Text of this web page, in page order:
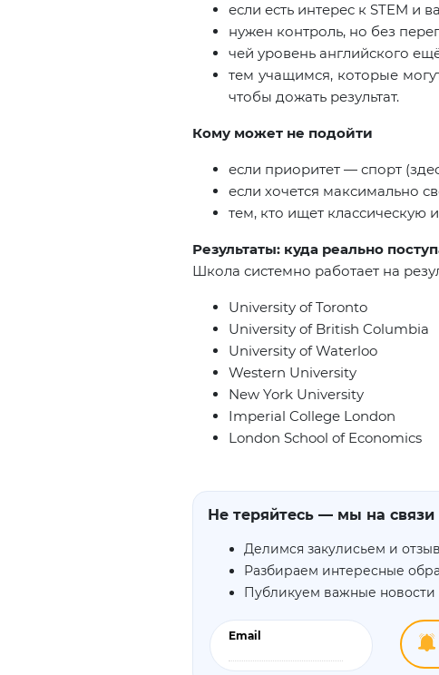
если есть интерес к STEM и
нужен контроль, но без
чей уровень английского
тем учащимся, которые
чтобы дожать результат.
Кому может не подойти
если приоритет — спорт
если хочется максимально
тем, кто ищет классическую
Результаты: куда реально
Школа системно работает на
University of Toronto
University of British Columbia
University of Waterloo
Western University
New York University
Imperial College London
London School of Economics
Не теряйтесь — мы на связи
Делимся закулисьем и
Разбираем интересные
Публикуем важные новости
Email